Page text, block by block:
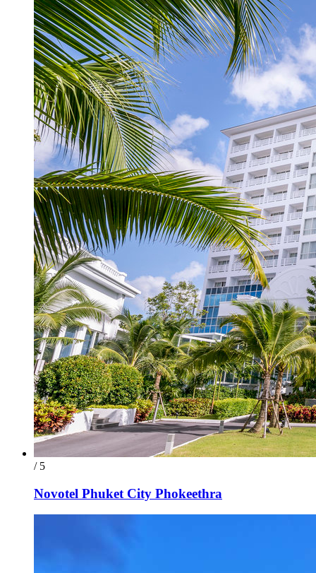
/ 5
Novotel Phuket City Phokeethra